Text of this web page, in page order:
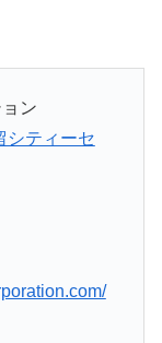
ン
シティーセ